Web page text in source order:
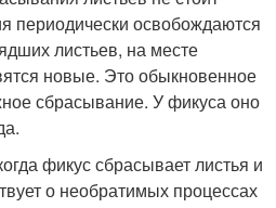
периодически освобождаются
листьев, на месте
новые. Это обыкновенное
сбрасывание. У фикуса оно
фикус сбрасывает листья и
о необратимых процессах